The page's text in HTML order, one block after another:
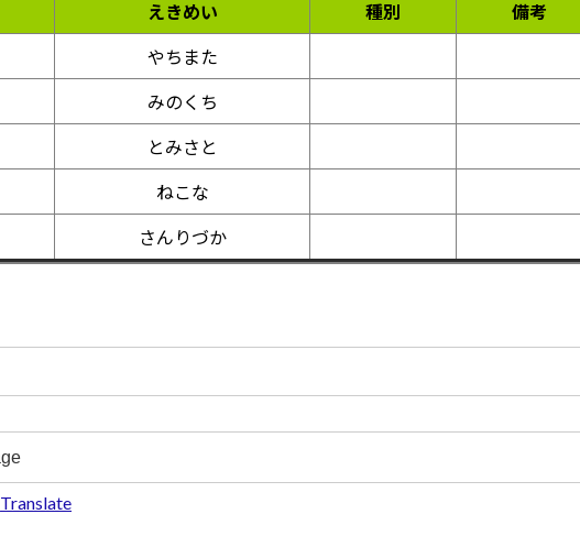
えきめい 種別 備考
やちまた
みのくち
とみさと
ねこな
さんりづか
Translate